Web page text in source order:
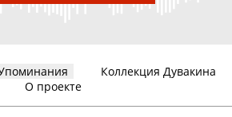
Коллекция Дувакина
О проекте